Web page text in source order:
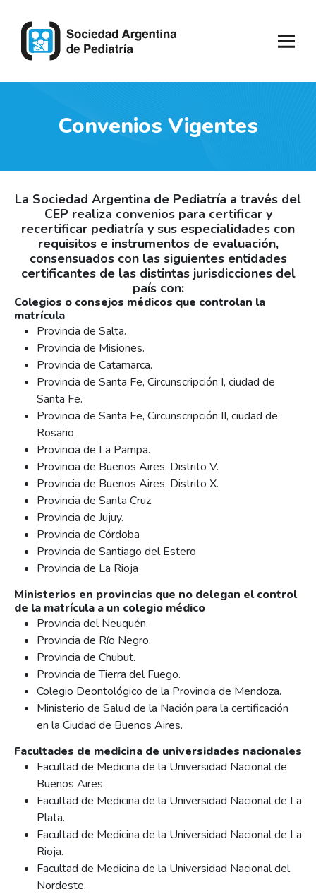
Convenios Vigentes
La Sociedad Argentina de Pediatría a través del
CEP realiza convenios para certificar y
recertificar pediatría y sus especialidades con
requisitos e instrumentos de evaluación,
consensuados con las siguientes entidades
certificantes de las distintas jurisdicciones del
país con:
Colegios o consejos médicos que controlan la
matrícula
Provincia de Salta.
Provincia de Misiones.
Provincia de Catamarca.
Provincia de Santa Fe, Circunscripción I, ciudad de
Santa Fe.
Provincia de Santa Fe, Circunscripción II, ciudad de
Rosario.
Provincia de La Pampa.
Provincia de Buenos Aires, Distrito V.
Provincia de Buenos Aires, Distrito X.
Provincia de Santa Cruz.
Provincia de Jujuy.
Provincia de Córdoba
Provincia de Santiago del Estero
Provincia de La Rioja
Ministerios en provincias que no delegan el control
de la matrícula a un colegio médico
Provincia del Neuquén.
Provincia de Río Negro.
Provincia de Chubut.
Provincia de Tierra del Fuego.
Colegio Deontológico de la Provincia de Mendoza.
Ministerio de Salud de la Nación para la certificación
en la Ciudad de Buenos Aires.
Facultades de medicina de universidades nacionales
Facultad de Medicina de la Universidad Nacional de
Buenos Aires.
Facultad de Medicina de la Universidad Nacional de La
Plata.
Facultad de Medicina de la Universidad Nacional de La
Rioja.
Facultad de Medicina de la Universidad Nacional del
Nordeste.